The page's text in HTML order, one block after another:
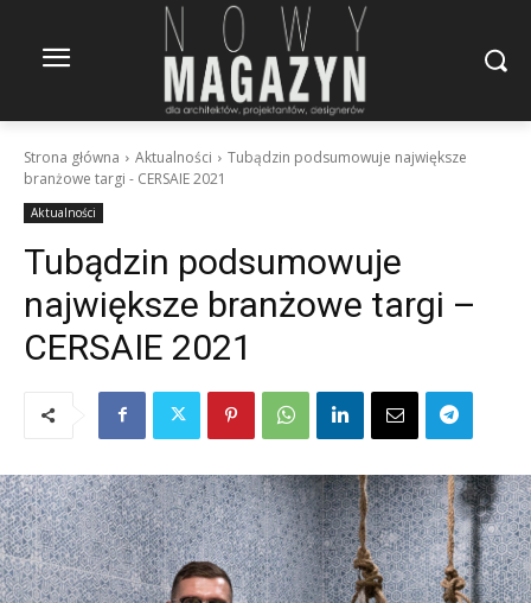
Strona główna Aktualności
Tubądzin podsumowuje największe
branżowe targi - CERSAIE 2021
Aktualności
Tubądzin podsumowuje
największe branżowe targi –
CERSAIE 2021